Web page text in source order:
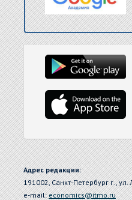
Адрес редакции:
191002, Санкт-Петербург г.,
e-mail:economics@itmo.ru